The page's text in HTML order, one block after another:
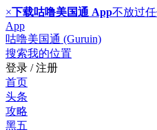
×下载咕噜美国通 App不放过
App
咕噜美国通 (Guruin)
搜索我的位置
登录 / 注册
首页
头条
攻略
黑五